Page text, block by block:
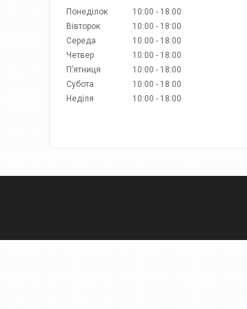
Понеділок 10:00
18:00
Вівторок
10:00
18:00
Середа
10:00
18:00
Четвер
10:00
18:00
Пʼятниця
10:00
18:00
Субота
10:00
18:00
Неділя
10:00 18:00